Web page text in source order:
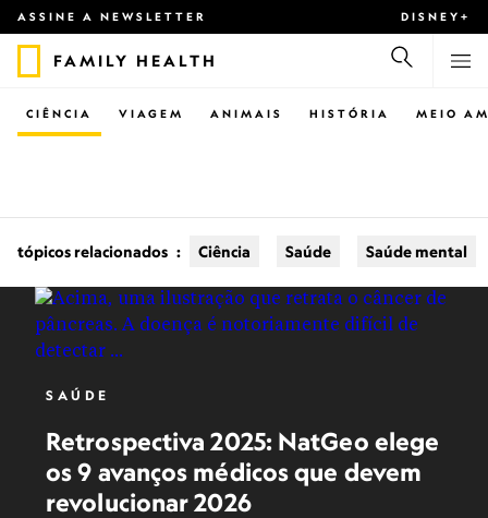
ASSINE A NEWSLETTER DISNEY+
FAMILY HEALTH
CIÊNCIA VIAGEM ANIMAIS HISTÓRIA MEIO
tópicos relacionados : Ciência Saúde Saúde mental
SAÚDE
Retrospectiva 2025: NatGeo elege
os 9 avanços médicos que devem
revolucionar 2026